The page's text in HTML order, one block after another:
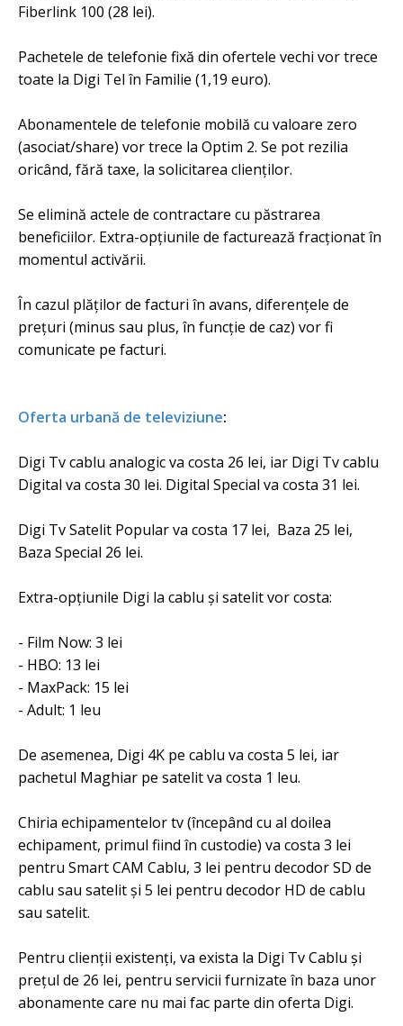
Fiberlink 100 (28 lei).
Pachetele de telefonie fixă din ofertele vechi vor trece
toate la Digi Tel în Familie (1,19 euro).
Abonamentele de telefonie mobilă cu valoare zero
(asociat/share) vor trece la Optim 2. Se pot rezilia
oricând, fără taxe, la solicitarea clienților.
Se elimină actele de contractare cu păstrarea
beneficiilor. Extra-opțiunile de facturează fracționat în
momentul activării.
În cazul plăților de facturi în avans, diferențele de
prețuri (minus sau plus, în funcție de caz) vor fi
comunicate pe facturi.
Oferta urbană de televiziune:
Digi Tv cablu analogic va costa 26 lei, iar Digi Tv cablu
Digital va costa 30 lei. Digital Special va costa 31 lei.
Digi Tv Satelit Popular va costa 17 lei, Baza 25 lei,
Baza Special 26 lei.
Extra-opțiunile Digi la cablu și satelit vor costa:
- Film Now: 3 lei
- HBO: 13 lei
- MaxPack: 15 lei
- Adult: 1 leu
De asemenea, Digi 4K pe cablu va costa 5 lei, iar
pachetul Maghiar pe satelit va costa 1 leu.
Chiria echipamentelor tv (începând cu al doilea
echipament, primul fiind în custodie) va costa 3 lei
pentru Smart CAM Cablu, 3 lei pentru decodor SD de
cablu sau satelit și 5 lei pentru decodor HD de cablu
sau satelit.
Pentru clienții existenți, va exista la Digi Tv Cablu și
prețul de 26 lei, pentru servicii furnizate în baza unor
abonamente care nu mai fac parte din oferta Digi.